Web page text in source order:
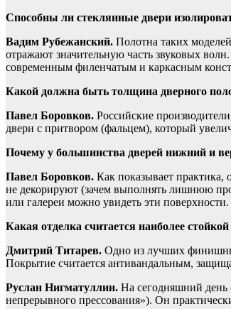
Способны ли стеклянные двери
Вадим Рубежанский. Полотна таких
отражают значительную часть звуковых
современным филенчатым и каркасным
Какой должна быть толщина дверного
Павел Боровков. Российские
двери с притвором (фальцем), который
Почему у большинства дверей нижний и
Павел Боровков. Как показывает практика,
не декорируют (зачем выполнять лишнюю
или галереи можно увидеть эти поверхности.
Какая отделка считается наиболее
Дмитрий Титарев. Одно из лучших
Покрытие считается антивандальным,
Руслан Нигматуллин. На сегодняшний день
непрерывного прессования»). Он